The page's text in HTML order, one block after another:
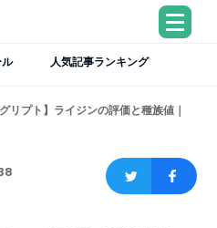
ル 人気記事ランキング
グリプト】ライジンの評価と種族値｜